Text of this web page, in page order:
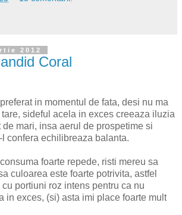
2012
Coral
in momentul de fata, desi nu ma
sideful acela in exces creeaza iluzia
mari, insa aerul de prospetime si
confera echilibreaza balanta.
foarte repede, risti mereu sa
culoarea este foarte potrivita, astfel
portiuni roz intens pentru ca nu
in exces, (si) asta imi place foarte mult